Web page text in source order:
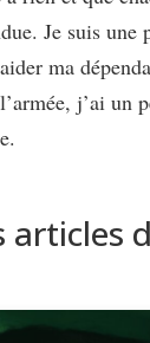
Je suis une
ma
j’ai un
articles